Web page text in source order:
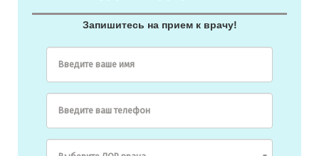
Запишитесь на прием к врачу!
Введите ваше имя
Введите ваш телефон